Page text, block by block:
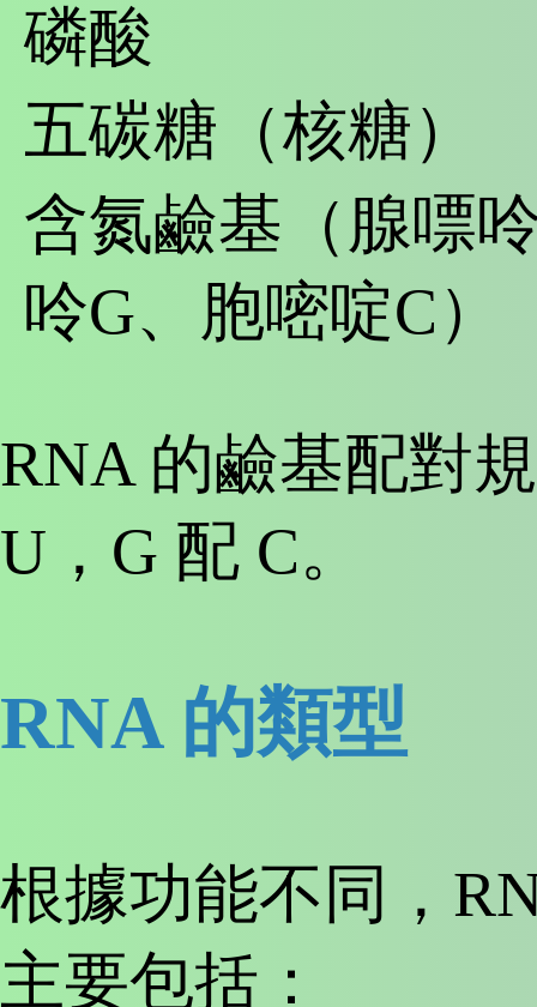
磷酸
五碳糖（核糖）
含氮鹼基（腺嘌
呤G、胞嘧啶C）
RNA 的鹼基配對
U，G 配 C。
RNA 的類型
根據功能不同，
主要包括：